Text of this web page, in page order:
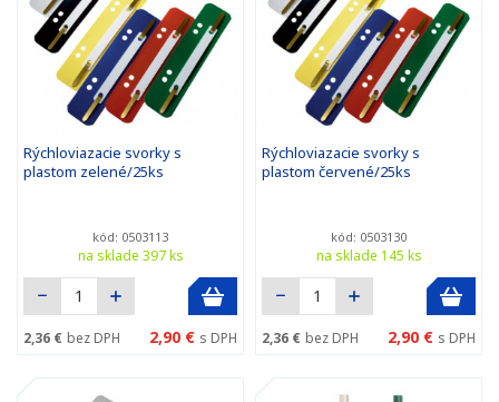
Rýchloviazacie svorky s
plastom zelené/25ks
kód: 0503113
na sklade 397 ks
2,36 € bez DPH 2,90 € s DPH
Rýchloviazacie svorky s
plastom červené/25ks
kód: 0503130
na sklade 145 ks
2,36 € bez DPH 2,90 € s DPH